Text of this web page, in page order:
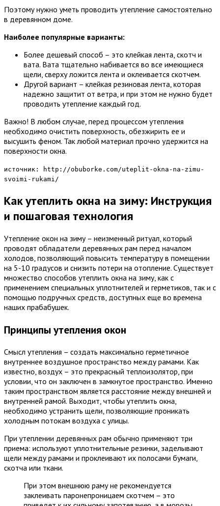
Поэтому нужно уметь проводить утепление самостоятельно
в деревянном доме.
Наиболее популярные варианты:
Более дешевый способ – это клейкая лента, скотч и
вата. Вата тщательно набивается во все имеющиеся
щели, сверху ложится лента и оклеивается скотчем.
Другой вариант – клейкая резиновая лента, которая
надежно защитит от ветра, и при этом не нужно будет
проводить утепление каждый год.
Важно! В любом случае, перед процессом утепления
необходимо очистить поверхность, обезжирить ее и
высушить феном. Так любой материал прочно удержится на
поверхности окна.
источник: http://obuborke.com/uteplit-okna-na-zimu-
svoimi-rukami/
Как утеплить окна на зиму: Инструкция
и пошаговая технология
Утепление окон на зиму – неизменный ритуал, который
проводят обладатели деревянных рам перед началом
холодов, позволяющий повысить температуру в помещении
на 5-10 градусов и снизить потери на отопление. Существует
множество способов утеплить окна на зиму, как с
применением специальных уплотнителей и герметиков, так и с
помощью подручных средств, доступных еще во времена
наших прабабушек.
Принципы утепления окон
Смысл утепления – создать максимально герметичное
внутреннее воздушное пространство между рамами. Как
известно, воздух – это прекрасный теплоизолятор, при
условии, что он заключен в замкнутое пространство. Именно
таким пространством является расстояние между внешней и
внутренней рамой. Выходит, чтобы утеплить окна,
необходимо устранить щели, позволяющие проникать
холодным потокам воздуха с улицы.
При утеплении деревянных рам обычно применяют три
приема: используют уплотнительные резинки, заделывают
щели между рамами и проклеивают их полосами бумаги,
скотча или ткани.
При этом внешнюю раму не рекомендуется
заклеивать паронепроницаем скотчем – это